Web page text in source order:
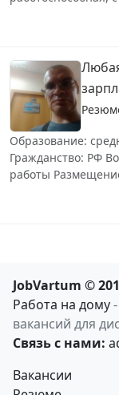
Образование:
Гражданство: РФ
работы
JobVartum ©
Работа на дому
вакансий для
Связь с нами:
Вакансии